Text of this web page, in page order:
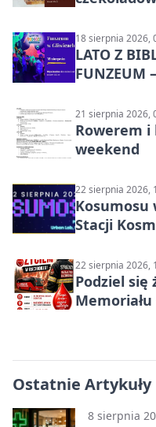
18 sierpnia 2026,
LATO Z
FUNZEUM
21 sierpnia 2026,
Rowerem
weekend
22 sierpnia 2026,
Kosumosu
Stacji
22 sierpnia 2026,
Podziel się
Ostatnie Artykuły
8 sierpnia